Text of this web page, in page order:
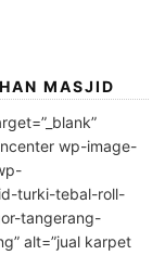
MASJID
wp-image-
turki-tebal-roll-
tangerang-
alt=”jual karpet